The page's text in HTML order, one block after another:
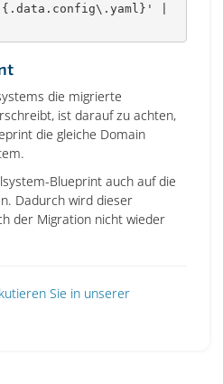
|
die migrierte
ist darauf zu achten,
die gleiche Domain
Blueprint auch auf die
Dadurch wird dieser
der Migration nicht wieder
Sie in unserer